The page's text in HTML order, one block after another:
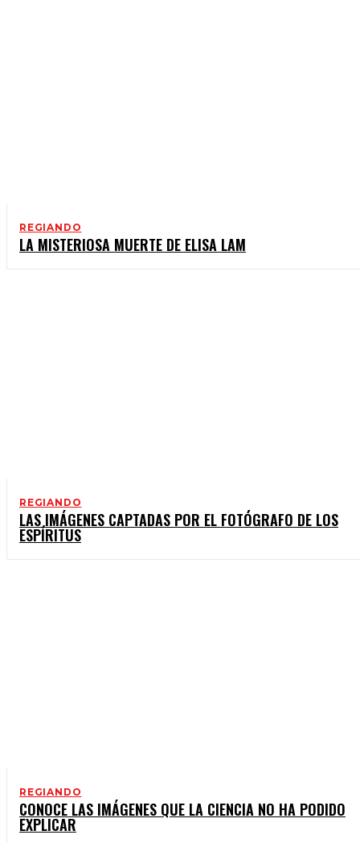
REGIANDO
LA MISTERIOSA MUERTE DE ELISA LAM
REGIANDO
LAS IMÁGENES CAPTADAS POR EL FOTÓGRAFO DE LOS
ESPÍRITUS
REGIANDO
CONOCE LAS IMÁGENES QUE LA CIENCIA NO HA PODIDO
EXPLICAR